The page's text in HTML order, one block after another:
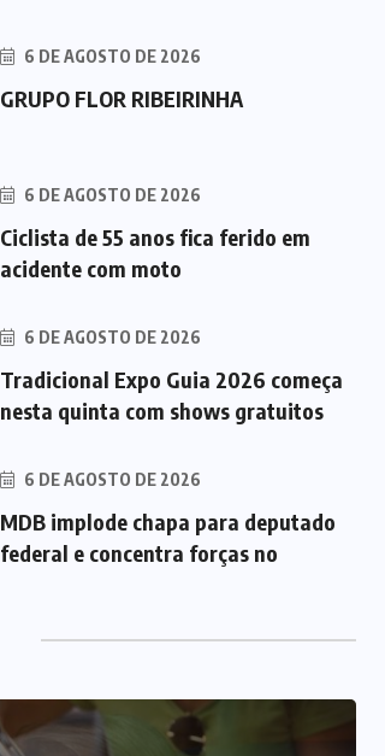
6 DE AGOSTO DE 2026
GRUPO FLOR RIBEIRINHA
6 DE AGOSTO DE 2026
Ciclista de 55 anos fica ferido em
acidente com moto
6 DE AGOSTO DE 2026
Tradicional Expo Guia 2026 começa
nesta quinta com shows gratuitos
6 DE AGOSTO DE 2026
MDB implode chapa para deputado
federal e concentra forças no